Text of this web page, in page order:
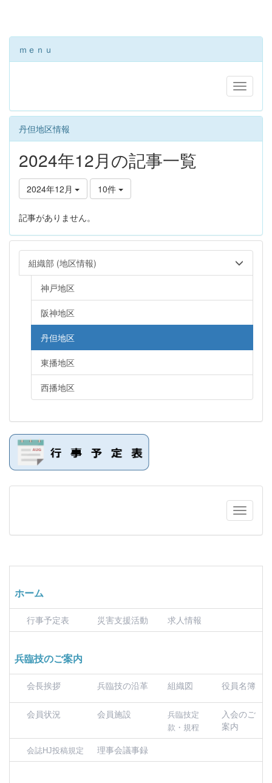
ｍｅｎｕ
丹但地区情報
2024年12月の記事一覧
2024年12月 10件
記事がありません。
組織部 (地区情報)
神戸地区
阪神地区
丹但地区
東播地区
西播地区
ホーム
行事予定表 災害支援活動 求人情報
兵臨技のご案内
会長挨拶 兵臨技の沿革 組織図 役員名簿
会員状況 会員施設
兵臨技定
款・規程
入会のご
案内
会誌HJ投稿規定 理事会議事録